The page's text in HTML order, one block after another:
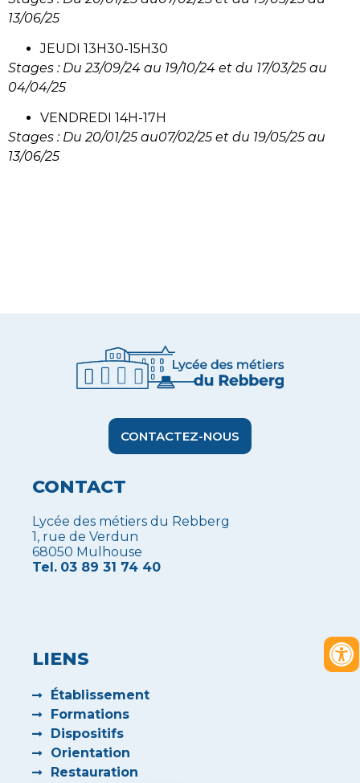
13/06/25
JEUDI 13H30-15H30
Stages : Du 23/09/24 au 19/10/24 et du 17/03/25 au
04/04/25
VENDREDI 14H-17H
Stages : Du 20/01/25 au07/02/25 et du 19/05/25 au
13/06/25
CONTACTEZ-NOUS
CONTACT
Lycée des métiers du Rebberg
1, rue de Verdun
68050 Mulhouse
Tel. 03 89 31 74 40
LIENS
Établissement
Formations
Dispositifs
Orientation
Restauration